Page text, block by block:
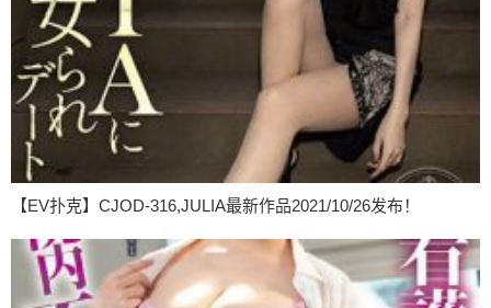
【EV扑克】CJOD-316,JULIA最新作品2021/10/26发布！